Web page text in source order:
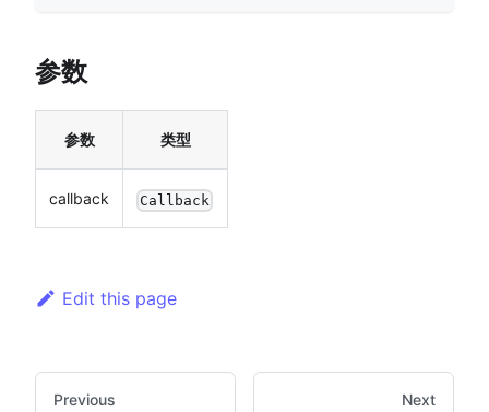
参数
参数 类型
callback Callback
Edit this page
Previous Next